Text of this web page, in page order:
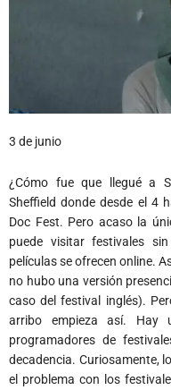
3 de junio
¿Cómo fue que llegué a
Sheffield donde desde el 4
Doc Fest. Pero acaso la
puede visitar festivales
películas se ofrecen online.
no hubo una versión
caso del festival inglés).
arribo empieza así. Hay
programadores de
decadencia. Curiosamente,
el problema con los